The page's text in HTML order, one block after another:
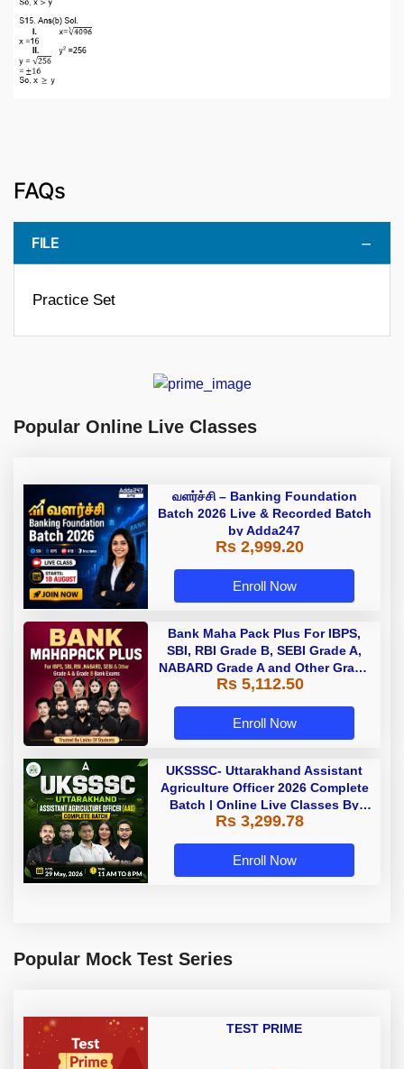
FAQs
FILE
Practice Set
Popular Online Live Classes
வளர்ச்சி – Banking Foundation
Batch 2026 Live & Recorded Batch
by Adda247
Rs 2,999.20
Enroll Now
Bank Maha Pack Plus For IBPS,
SBI, RBI Grade B, SEBI Grade A,
NABARD Grade A and Other Grade
A & Grade B Bank Exams
Rs 5,112.50
Enroll Now
UKSSSC- Uttarakhand Assistant
Agriculture Officer 2026 Complete
Batch | Online Live Classes By
Adda247
Rs 3,299.78
Enroll Now
Popular Mock Test Series
TEST PRIME